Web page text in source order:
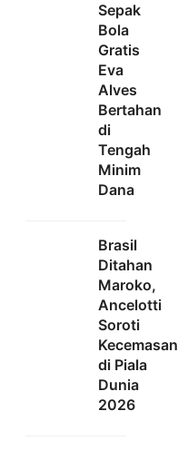
Sepak
Bola
Gratis
Eva
Alves
Bertahan
di
Tengah
Minim
Dana
Brasil
Ditahan
Maroko,
Ancelotti
Soroti
Kecemasan
di Piala
Dunia
2026